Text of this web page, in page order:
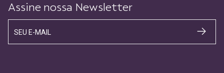
Assine nossa Newsletter
SEU E-MAIL